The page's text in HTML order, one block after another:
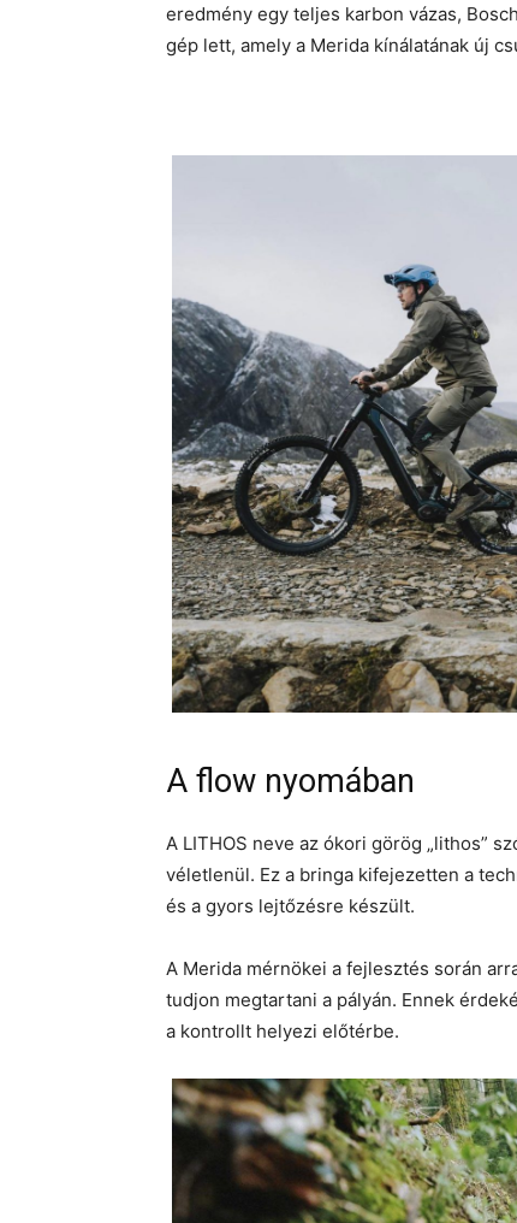
eredmény egy teljes karbon vázas,
gép lett, amely a Merida kínálatának új
A flow nyomában
A LITHOS neve az ókori görög „lithos”
véletlenül. Ez a bringa kifejezetten a
és a gyors lejtőzésre készült.
A Merida mérnökei a fejlesztés során
tudjon megtartani a pályán. Ennek
a kontrollt helyezi előtérbe.